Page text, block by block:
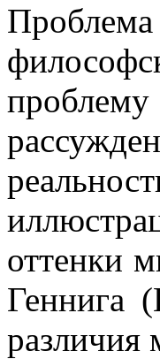
оттенки
Геннига
различия